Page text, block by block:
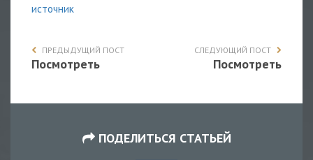
источник
ПРЕДЫДУЩИЙ ПОСТ
Посмотреть
СЛЕДУЮЩИЙ ПОСТ
Посмотреть
ПОДЕЛИТЬСЯ СТАТЬЕЙ